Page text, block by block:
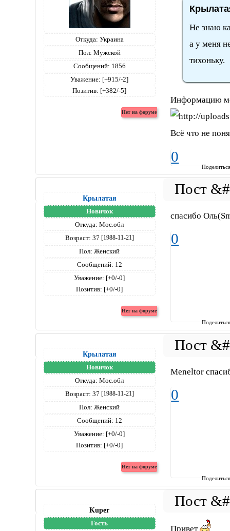
Откуда: Украина
Пол: Мужской
Сообщений: 1856
Уважение: [+915/-2]
Позитив: [+382/-5]
Не знаю
а у меня
тихоньку.
Информацию
Всё что не
0
Крылатая
Новичок
Откуда: Мос.обл
Возраст: 37 [1988-11-21]
Пол: Женский
Сообщений: 12
Уважение: [+0/-0]
Позитив: [+0/-0]
спасибо
0
Крылатая
Новичок
Откуда: Мос.обл
Возраст: 37 [1988-11-21]
Пол: Женский
Сообщений: 12
Уважение: [+0/-0]
Позитив: [+0/-0]
Meneltor
0
Kuper
Гость
Привет